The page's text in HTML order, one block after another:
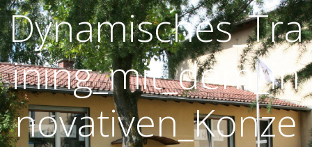
Dynamisches_Tra
ining_mit_dem_in
novativen_Konze